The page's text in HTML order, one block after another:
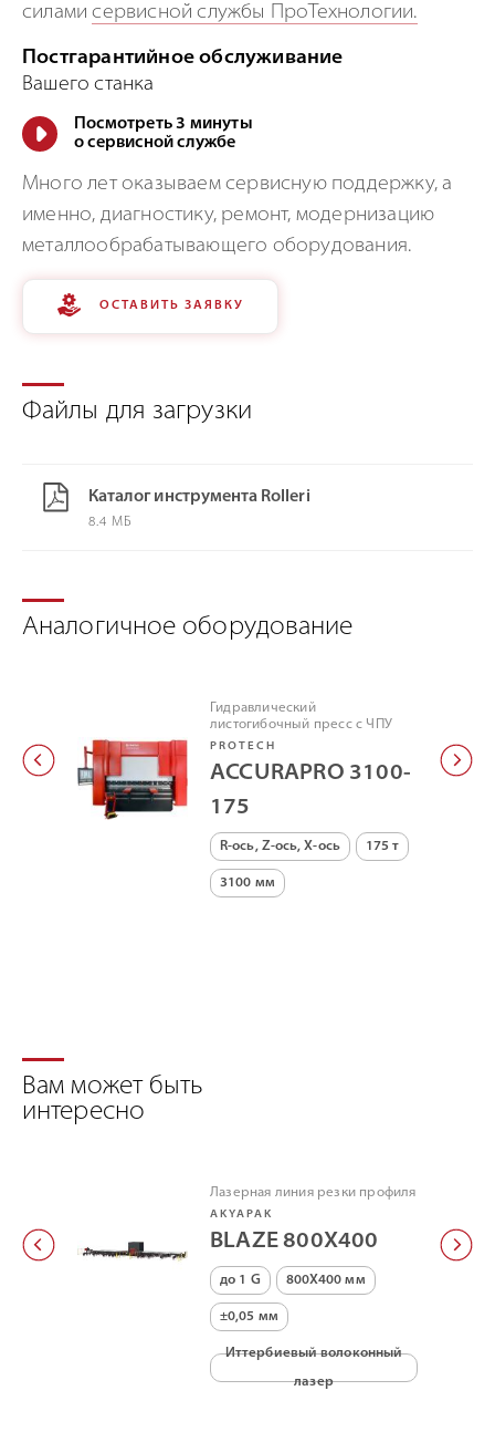
силамисервисной службы ПроТехнологии.
Постгарантийное обслуживание
Вашего станка
Посмотреть 3 минуты
о сервисной службе
Много лет оказываем сервисную поддержку, а
именно, диагностику, ремонт, модернизацию
металлообрабатывающего оборудования.
ОСТАВИТЬ ЗАЯВКУ
Файлы для загрузки
Каталог инструмента Rolleri
8.4 МБ
Аналогичное оборудование
Гидравлический
листогибочный пресс с ЧПУ
PROTECH
ACCURAPRO 3100-
175
R-ось, Z-ось, X-ось 175 т
3100 мм
Вам может быть
интересно
Лазерная линия резки профиля
AKYAPAK
BLAZE 800X400
до 1 G 800X400 мм
±0,05 мм
Иттербиевый волоконный
лазер